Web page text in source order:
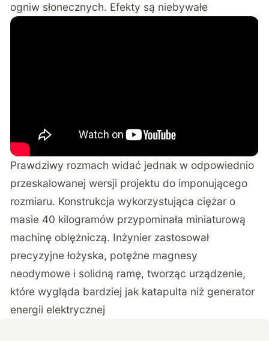
ogniw słonecznych. Efekty są niebywałe
Prawdziwy rozmach widać jednak w odpowiednio
przeskalowanej wersji projektu do imponującego
rozmiaru. Konstrukcja wykorzystująca ciężar o
masie 40 kilogramów przypominała miniaturową
machinę oblężniczą. Inżynier zastosował
precyzyjne łożyska, potężne magnesy
neodymowe i solidną ramę, tworząc urządzenie,
które wygląda bardziej jak katapulta niż generator
energii elektrycznej